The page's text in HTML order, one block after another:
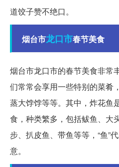
道饺子赞不绝口。
烟台市龙口市春节美食
烟台市龙口市的春节美食非常
们常常会享用一些特别的菜肴
蒸大饽饽等等。其中，炸花鱼
食，种类繁多，包括鲅鱼、大
步、扒皮鱼、带鱼等等，“鱼”
意。